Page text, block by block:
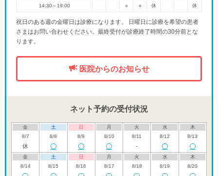
14:30～19:00 ○ ○ 休 休
祝日のある週の金曜日は診療になります。 日曜日に診療を希望の患者
さまはお問い合わせください。最終受付が診療終了時間の30分前とな
ります。
医院からのお知らせ
ネット予約の受付状況
金
8/7
休
土
8/8
日
8/9
月
8/10
火
8/11
-
水
8/12
木
8/13
金
8/14
土
8/15
日
8/16
月
8/17
火
8/18
水
8/19
木
8/20